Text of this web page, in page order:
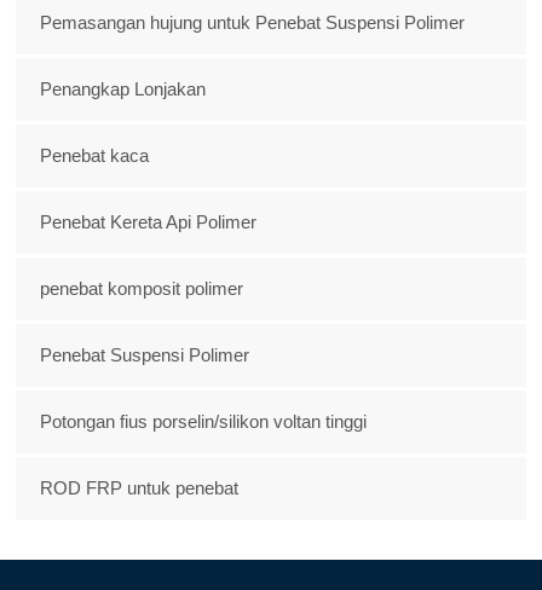
Pemasangan hujung untuk Penebat Suspensi Polimer
Penangkap Lonjakan
Penebat kaca
Penebat Kereta Api Polimer
penebat komposit polimer
Penebat Suspensi Polimer
Potongan fius porselin/silikon voltan tinggi
ROD FRP untuk penebat